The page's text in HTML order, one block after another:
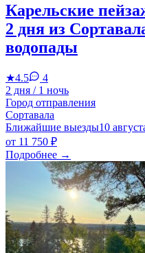
Карельские
2 дня из
водопады
★4.5
4
2 дня / 1 ночь
Город отправления
Сортавала
Ближайшие выезды10
от 11 750 ₽
Подробнее →